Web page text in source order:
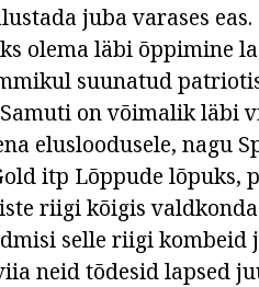
juba varases eas.
olema läbi õppimine
suunatud
on võimalik läbi
elusloodusele, nagu
itp Lõppude lõpuks,
riigi kõigis
selle riigi kombeid
neid tõdesid lapsed